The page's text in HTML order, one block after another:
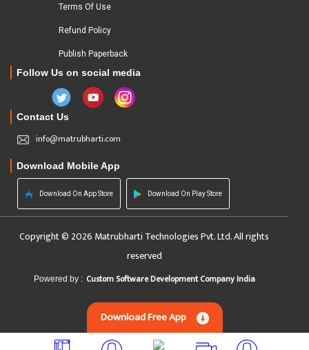
Terms Of Use
Refund Policy
Publish Paperback
Follow Us on social media
Contact Us
info@matrubharti.com
Download Mobile App
Download On App Store Download On Play Store
Copyright © 2026 Matrubharti Technologies Pvt. Ltd. All rights
reserved
Powered by : Custom Software Development Company India
Download Free App